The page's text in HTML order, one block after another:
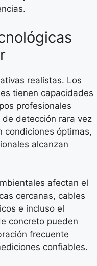
realistas. Los
tienen capacidades
profesionales
detección rara vez
condiciones óptimas,
alcanzan
afectan el
cercanas, cables
e incluso el
concreto pueden
frecuente
confiables.